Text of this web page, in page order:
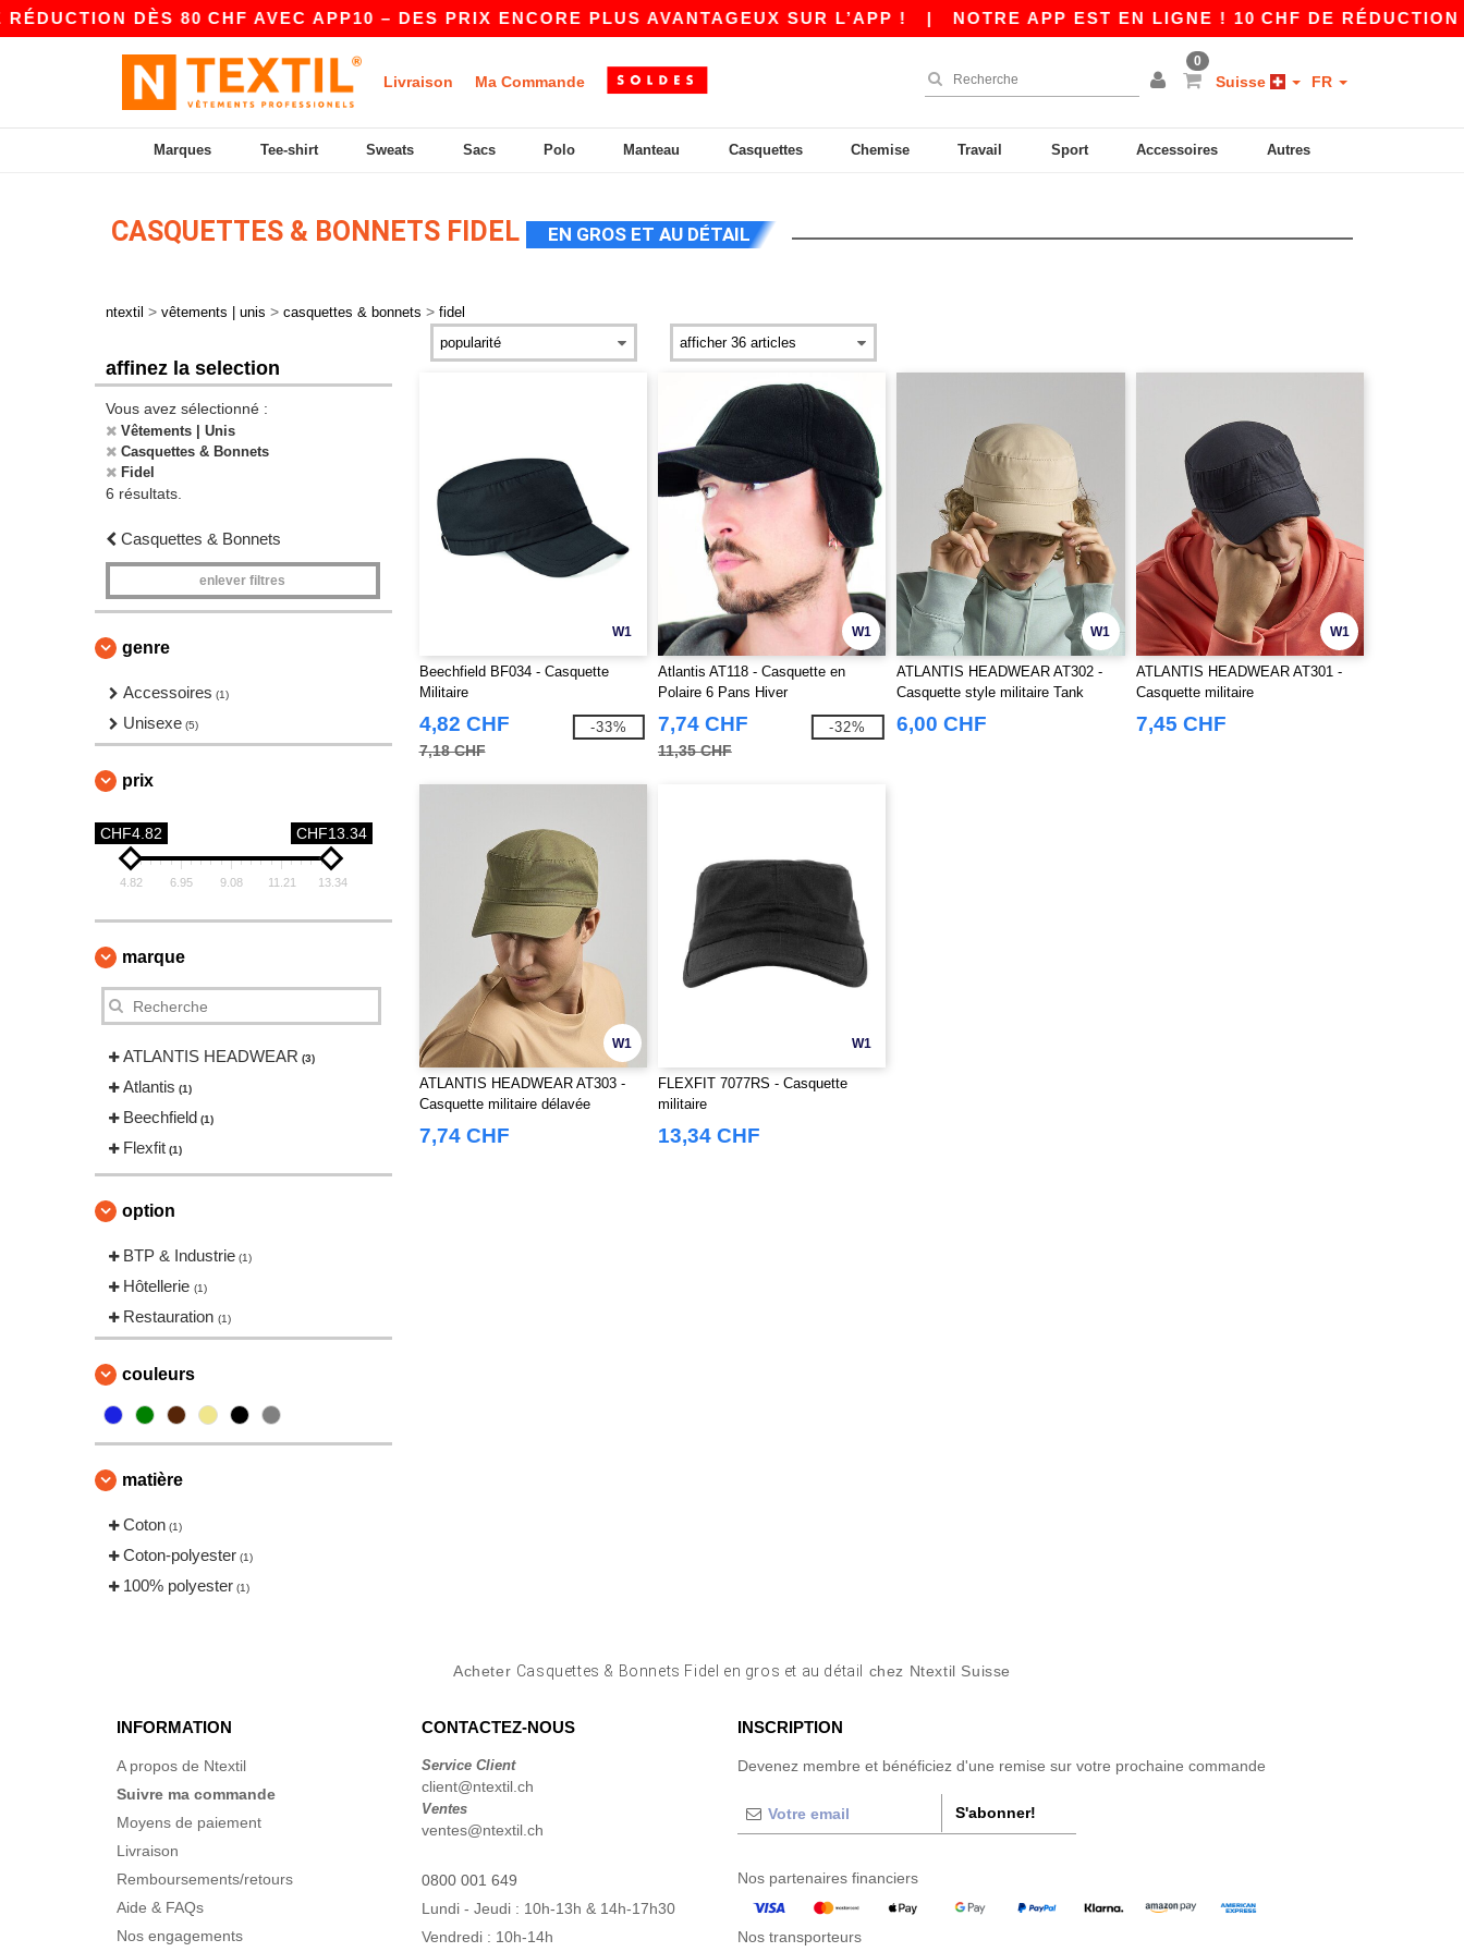
DÈS 80 CHF AVEC APP10 – DES PRIX ENCORE PLUS AVANTAGEUX SUR L’APP !| NOTRE APP EST EN LIGNE ! 10 CHF DE RÉDUCTION
Livraison Ma Commande
0
Suisse FR
Marques Tee-shirt Sweats Sacs Polo Manteau Casquettes Chemise Travail Sport Accessoires Autres
CASQUETTES & BONNETS FIDEL EN GROS ET AU DÉTAIL
ntextil > vêtements | unis > casquettes & bonnets > fidel
affinez la selection
Vous avez sélectionné :
Vêtements | Unis
Casquettes & Bonnets
Fidel
6 résultats.
Casquettes & Bonnets
enlever filtres
genre
Accessoires (1)
Unisexe (5)
prix
CHF4.82 CHF13.34
4.82 6.95 9.08 11.21 13.34
marque
ATLANTIS HEADWEAR (3)
Atlantis (1)
Beechfield (1)
Flexfit (1)
option
BTP & Industrie (1)
Hôtellerie (1)
Restauration (1)
couleurs
matière
Coton (1)
Coton-polyester (1)
100% polyester (1)
W1
Beechfield BF034 - Casquette
Militaire
4,82 CHF
7,18 CHF
-33%
W1
Atlantis AT118 - Casquette en
Polaire 6 Pans Hiver
7,74 CHF
11,35 CHF
-32%
W1
ATLANTIS HEADWEAR AT302 -
Casquette style militaire Tank
6,00 CHF
W1
ATLANTIS HEADWEAR AT301 -
Casquette militaire
7,45 CHF
W1
ATLANTIS HEADWEAR AT303 -
Casquette militaire délavée
7,74 CHF
W1
FLEXFIT 7077RS - Casquette
militaire
13,34 CHF
Acheter Casquettes & Bonnets Fidel en gros et au détail chez Ntextil Suisse
INFORMATION
A propos de Ntextil
Suivre ma commande
Moyens de paiement
Livraison
Remboursements/retours
Aide & FAQs
Nos engagements
CONTACTEZ-NOUS
Service Client
client@ntextil.ch
Ventes
ventes@ntextil.ch
0800 001 649
Lundi - Jeudi : 10h-13h & 14h-17h30
Vendredi : 10h-14h
INSCRIPTION
Devenez membre et bénéficiez d'une remise sur votre prochaine commande
S'abonner!
Nos partenaires financiers
Nos transporteurs